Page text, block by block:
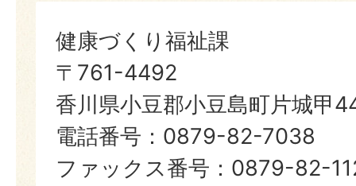
健康づくり福祉課
〒761-4492
香川県小豆郡小豆島町片城甲
電話番号：0879-82-7038
ファックス番号：0879-82-